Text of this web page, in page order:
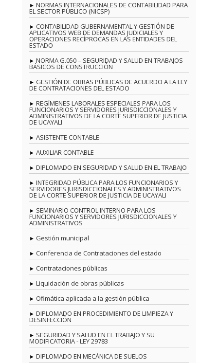
NORMAS INTERNACIONALES DE CONTABILIDAD PARA
EL SECTOR PÚBLICO (NICSP)
CONTABILIDAD GUBERNAMENTAL Y GESTIÓN DE
APLICATIVOS WEB DE DEMANDAS JUDICIALES Y
OPERACIONES RECÍPROCAS EN LAS ENTIDADES DEL
ESTADO
NORMA G.050 – SEGURIDAD Y SALUD EN TRABAJOS
BÁSICOS DE CONSTRUCCIÓN
GESTIÓN DE OBRAS PÚBLICAS DE ACUERDO A LA LEY
DE CONTRATACIONES DEL ESTADO
REGÍMENES LABORALES ESPECIALES PARA LOS
FUNCIONARIOS Y SERVIDORES JURISDICCIONALES Y
ADMINISTRATIVOS DE LA CORTE SUPERIOR DE JUSTICIA
DE UCAYALI
ASISTENTE CONTABLE
AUXILIAR CONTABLE
DIPLOMADO EN SEGURIDAD Y SALUD EN EL TRABAJO
INTEGRIDAD PÚBLICA PARA LOS FUNCIONARIOS Y
SERVIDORES JURISDICCIONALES Y ADMINISTRATIVOS
DE LA CORTE SUPERIOR DE JUSTICIA DE UCAYALI
SEMINARIO CONTROL INTERNO PARA LOS
FUNCIONARIOS Y SERVIDORES JURISDICCIONALES Y
ADMINISTRATIVOS
Gestión municipal
Conferencia de Contrataciones del estado
Contrataciones públicas
Liquidación de obras públicas
Ofimática aplicada a la gestión pública
DIPLOMADO EN PROCEDIMIENTO DE LIMPIEZA Y
DESINFECCIÓN
SEGURIDAD Y SALUD EN EL TRABAJO Y SU
MODIFICATORIA - LEY 29783
DIPLOMADO EN MECÁNICA DE SUELOS